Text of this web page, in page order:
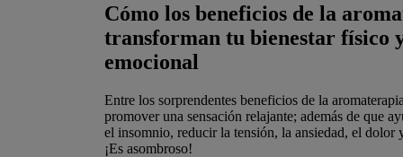
Cómo los beneficios de la
transforman tu bienestar físico
emocional
Entre los sorprendentes beneficios de la
promover una sensación relajante; además de que
el insomnio, reducir la tensión, la ansiedad, el dolor
¡Es asombroso!